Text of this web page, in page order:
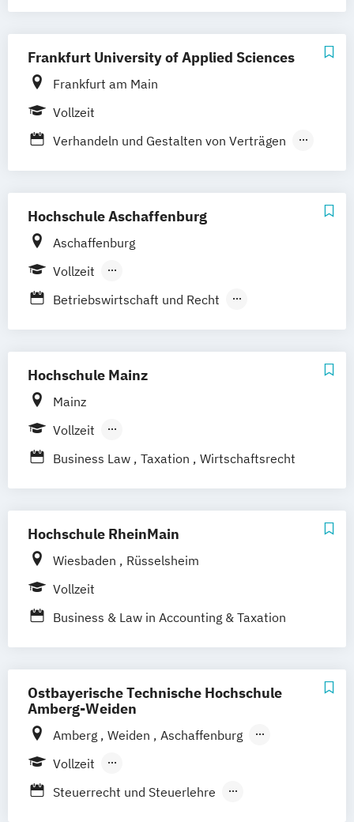
Frankfurt University of Applied Sciences
Frankfurt am Main
Vollzeit
Verhandeln und Gestalten von Verträgen
Hochschule Aschaffenburg
Aschaffenburg
Vollzeit
Berufsbegleitendes Präsenzstudium
Betriebswirtschaft und Recht
Hochschule Mainz
Mainz
Vollzeit
Berufsbegleitendes Präsenzstudium
Business Law Taxation Wirtschaftsrecht
Hochschule RheinMain
Wiesbaden
Rüsselsheim
Vollzeit
Business & Law in Accounting & Taxation
Ostbayerische Technische Hochschule
Amberg-Weiden
Amberg Weiden
Aschaffenburg
Regensburg
Vollzeit
Berufsbegleitendes Präsenzstudium
Steuerrecht und Steuerlehre